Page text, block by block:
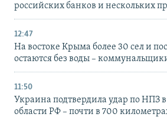
российских банков и нескольких
12:47
На востоке Крыма более 30 сел и
остаются без воды –
11:50
Украина подтвердила удар по НПЗ
области РФ – почти в 700